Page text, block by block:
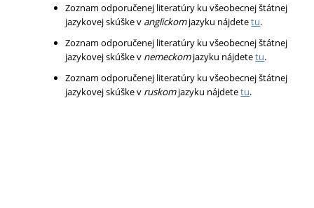
Zoznam odporučenej literatúry ku všeobecnej štátnej
jazykovej skúške v anglickomjazyku nájdetetu.
Zoznam odporučenej literatúry ku všeobecnej štátnej
jazykovej skúške v nemeckomjazyku nájdetetu.
Zoznam odporučenej literatúry ku všeobecnej štátnej
jazykovej skúške v ruskomjazyku nájdetetu.